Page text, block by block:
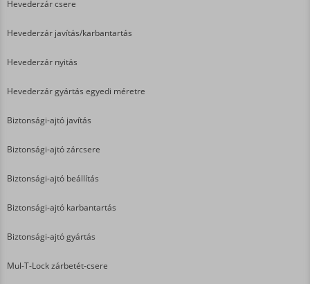
Hevederzár csere
Hevederzár javítás/karbantartás
Hevederzár nyitás
Hevederzár gyártás egyedi méretre
Biztonsági-ajtó javítás
Biztonsági-ajtó zárcsere
Biztonsági-ajtó beállítás
Biztonsági-ajtó karbantartás
Biztonsági-ajtó gyártás
Mul-T-Lock zárbetét-csere